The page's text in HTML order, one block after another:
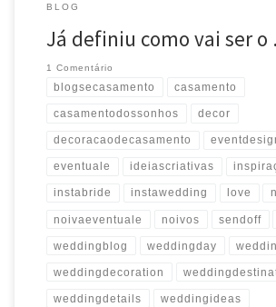
BLOG
Já definiu como vai ser
1 Comentário
blogsecasamento casamento
casamentodossonhos decor
decoracaodecasamento
eventuale ideiascriativas
instabride instawedding love
noivaeventuale noivos sendoff
weddingblog weddingday
weddingdecoration
weddingdetails weddingideas